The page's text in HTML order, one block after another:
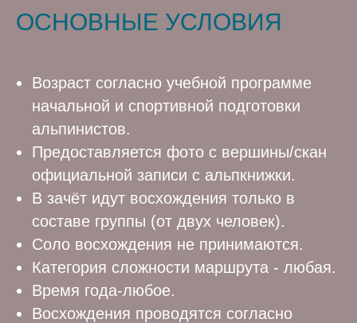
ОСНОВНЫЕ УСЛОВИЯ
Возраст согласно учебной программе
начальной и спортивной подготовки
альпинистов.
Предоставляется фото с вершины/скан
официальной записи с альпкнижки.
В зачёт идут восхождения только в
составе группы (от двух человек).
Соло восхождения не принимаются.
Категория сложности маршрута - любая.
Время года-любое.
Восхождения проводятся согласно